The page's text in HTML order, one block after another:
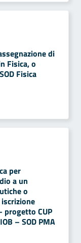
per
a un
o
progetto CUP
– SOD PMA
di
Fisica, o
Fisica